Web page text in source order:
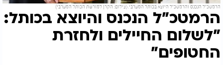
הרמטכ"ל הנכנס והרמטכ"ל היוצא בכותל המערבי. (צילום: הקרן למורשת הכותל המערבי)
הרמטכ"ל הנכנס והיוצא בכותל:
"לשלום החיילים ולחזרת
החטופים"